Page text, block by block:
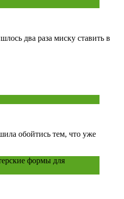
два раза миску ставить в
обойтись тем, что уже
формы для